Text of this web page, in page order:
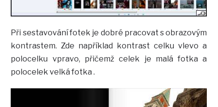
Při sestavování fotek je dobré pracovat s obrazovým
kontrastem. Zde například kontrast celku vlevo a
polocelku vpravo, přičemž celek je malá fotka a
polocelek velká fotka .